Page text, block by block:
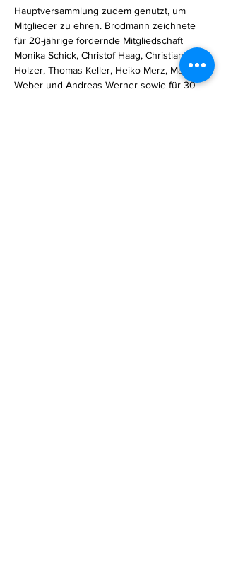
Hauptversammlung zudem genutzt, um
Mitglieder zu ehren. Brodmann zeichnete
für 20-jährige fördernde Mitgliedschaft
Monika Schick, Christof Haag, Christian
Holzer, Thomas Keller, Heiko Merz, Martin
Weber und Andreas Werner sowie für 30